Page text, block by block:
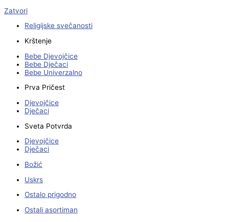
Zatvori
Religijske svečanosti
Krštenje
Bebe Djevojčice
Bebe Dječaci
Bebe Univerzalno
Prva Pričest
Djevojčice
Dječaci
Sveta Potvrda
Djevojčice
Dječaci
Božić
Uskrs
Ostalo prigodno
Ostali asortiman